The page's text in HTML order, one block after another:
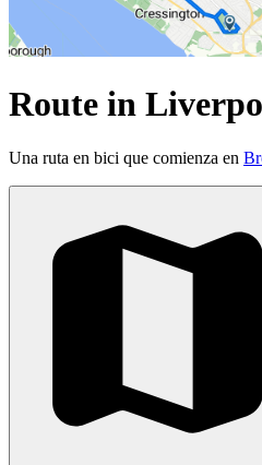
Route in
Una ruta en bici que comienza en